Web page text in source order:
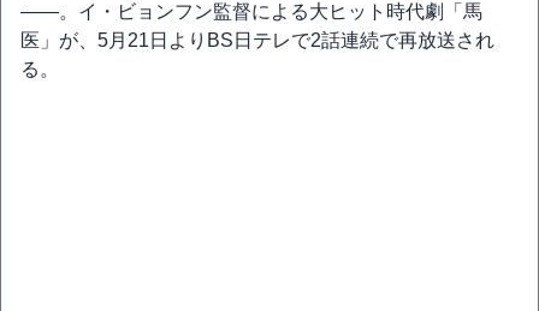
――。イ・ビョンフン監督による大ヒット時代劇「馬
医」が、5月21日よりBS日テレで2話連続で再放送され
る。